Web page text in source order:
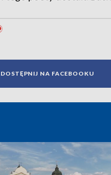
NA FACEBOOKU